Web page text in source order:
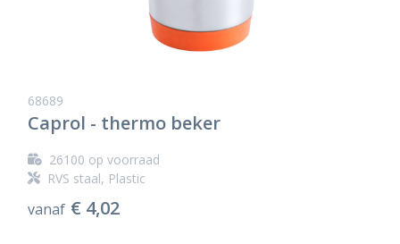
68689
Caprol - thermo beker
26100 op voorraad
RVS staal, Plastic
vanaf € 4,02